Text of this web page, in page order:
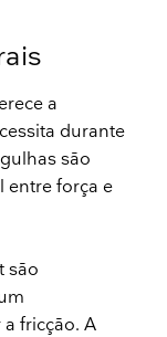
a
durante
são
entre força e
são
fricção. A